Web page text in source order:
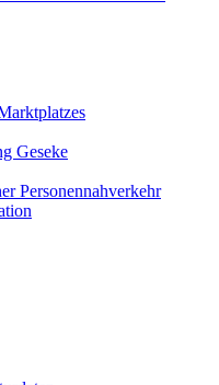
Geseke
Personennahverkehr